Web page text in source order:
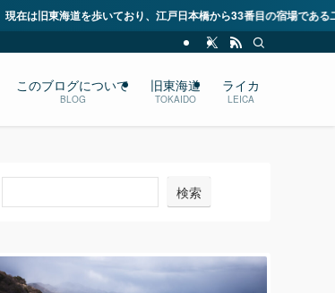
日本橋から33番目の宿場である二川宿に到着しました。今年
このブログについて
BLOG
旧東海道
TOKAIDO
ライカ
LEICA
検索